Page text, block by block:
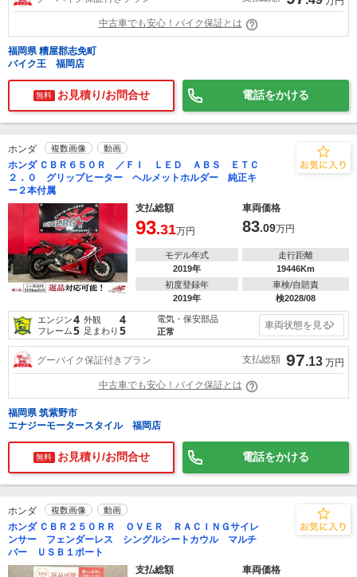
中古車でも安心！バイク保証とは
福岡県 糟屋郡志免町
バイク王 福岡店
無料 お見積り/お問合せ 電話をかける
ホンダ 複数画像 動画
ホンダ ＣＢＲ６５０Ｒ ／ＦＩ ＬＥＤ ＡＢＳ ＥＴＣ
２．０ グリップヒーター ヘルメットホルダー 純正キ
ー２本付属
支払総額
車両価格
93.31万円 83.09万円
モデル年式
2019年
走行距離
19446Km
初度登録年
2019年
車検/自賠責
検2028/08
エンジン4 外観 4
フレーム5 足まわり 5
電気・保安部品
正常
車両状態を見る
グーバイク保証付きプラン 支払総額 97.13 万円
中古車でも安心！バイク保証とは
福岡県 筑紫野市
エナジーモータースタイル 福岡店
無料 お見積り/お問合せ 電話をかける
ホンダ 複数画像 動画
ホンダ ＣＢＲ２５０ＲＲ ＯＶＥＲ ＲＡＣＩＮＧサイレ
ンサー フェンダーレス シングルシートカウル マルチ
バー ＵＳＢ１ポート
支払総額
車両価格